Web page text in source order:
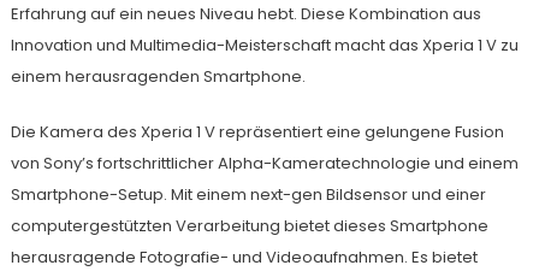
Erfahrung auf ein neues Niveau hebt. Diese Kombination aus
Innovation und Multimedia-Meisterschaft macht das Xperia 1 V zu
einem herausragenden Smartphone.
Die Kamera des Xperia 1 V repräsentiert eine gelungene Fusion
von Sony’s fortschrittlicher Alpha-Kameratechnologie und einem
Smartphone-Setup. Mit einem next-gen Bildsensor und einer
computergestützten Verarbeitung bietet dieses Smartphone
herausragende Fotografie- und Videoaufnahmen. Es bietet